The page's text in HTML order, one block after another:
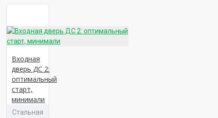
Отделка №146
Панель 12 Витра Л 02
Входная
дверь ДС 2:
оптимальный
старт,
минимали
Стальная